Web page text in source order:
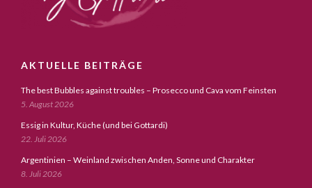
AKTUELLE BEITRÄGE
The best Bubbles against troubles – Prosecco und Cava vom Feinsten
5. August 2026
Essig in Kultur, Küche (und bei Gottardi)
22. Juli 2026
Argentinien – Weinland zwischen Anden, Sonne und Charakter
8. Juli 2026